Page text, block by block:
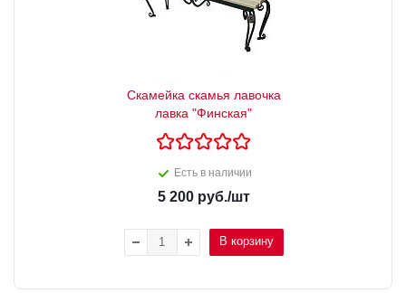
Скамейка скамья лавочка
лавка "Финская"
Есть в наличии
5 200руб./шт
В корзину